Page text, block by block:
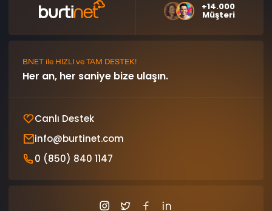
+14.000
Müşteri
BNET ile HIZLI ve TAM DESTEK!
Her an, her saniye bize ulaşın.
Canlı Destek
info@burtinet.com
0 (850) 840 1147